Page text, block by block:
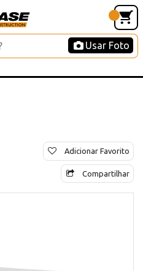
Usar Foto
Adicionar Favorito
Compartilhar